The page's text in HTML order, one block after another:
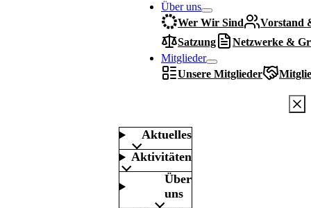
Über uns
Wer Wir Sind
Vorstand
Satzung
Netzwerke &
Mitglieder
Unsere Mitglieder
Aktuelles
Aktivitäten
Über
uns